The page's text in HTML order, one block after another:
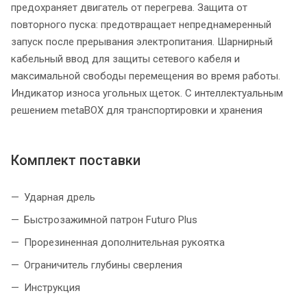
предохраняет двигатель от перегрева. Защита от
повторного пуска: предотвращает непреднамеренный
запуск после прерывания электропитания. Шарнирный
кабельный ввод для защиты сетевого кабеля и
максимальной свободы перемещения во время работы.
Индикатор износа угольных щеток. С интеллектуальным
решением metaBOX для транспортировки и хранения
Комплект поставки
Ударная дрель
Быстрозажимной патрон Futuro Plus
Прорезиненная дополнительная рукоятка
Ограничитель глубины сверления
Инструкция